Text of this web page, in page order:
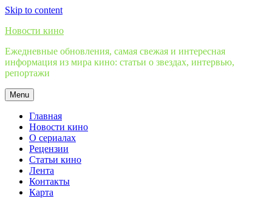
Skip to content
Новости кино
Ежедневные обновления, самая свежая и интересная
информация из мира кино: статьи о звездах, интервью,
репортажи
Menu
Главная
Новости кино
О сериалах
Рецензии
Статьи кино
Лента
Контакты
Карта